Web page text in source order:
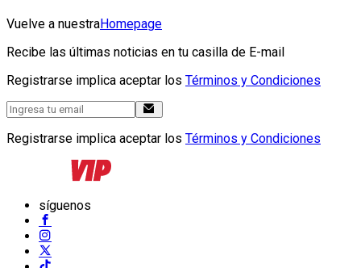
Vuelve a nuestraHomepage
Recibe las últimas noticias en tu casilla de E-mail
Registrarse implica aceptar los Términos y Condiciones
Registrarse implica aceptar los Términos y Condiciones
síguenos